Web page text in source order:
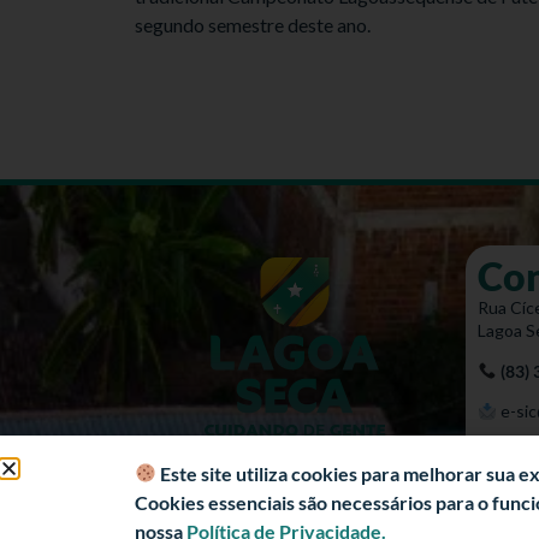
segundo semestre deste ano.
Rua
Lagoa
(83)
e-
Este site utiliza cookies para melhorar sua
Cookies essenciais são necessários para o
nossa Política de Privacidade.